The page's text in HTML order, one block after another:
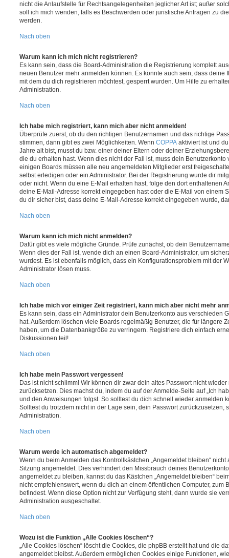
nicht die Anlaufstelle für Rechtsangelegenheiten jeglicher Art ist; außer
soll ich mich wenden, falls es Beschwerden oder juristische Anfragen zu
werden.
Nach oben
Warum kann ich mich nicht registrieren?
Es kann sein, dass die Board-Administration die Registrierung komplett
neuen Benutzer mehr anmelden können. Es könnte auch sein, dass deine
mit dem du dich registrieren möchtest, gesperrt wurden. Um Hilfe zu
Administration.
Nach oben
Ich habe mich registriert, kann mich aber nicht anmelden!
Überprüfe zuerst, ob du den richtigen Benutzernamen und das richtige
stimmen, dann gibt es zwei Möglichkeiten. Wenn COPPA aktiviert ist und
Jahre alt bist, musst du bzw. einer deiner Eltern oder deiner
die du erhalten hast. Wenn dies nicht der Fall ist, muss dein
einigen Boards müssen alle neu angemeldeten Mitglieder erst
selbst erledigen oder ein Administrator. Bei der Registrierung wurde dir
oder nicht. Wenn du eine E-Mail erhalten hast, folge den dort enthaltenen
deine E-Mail-Adresse korrekt eingegeben hast oder die E-Mail von einem
du dir sicher bist, dass deine E-Mail-Adresse korrekt eingegeben wurde,
Nach oben
Warum kann ich mich nicht anmelden?
Dafür gibt es viele mögliche Gründe. Prüfe zunächst, ob dein
Wenn dies der Fall ist, wende dich an einen Board-Administrator, um
wurdest. Es ist ebenfalls möglich, dass ein Konfigurationsproblem mit der
Administrator lösen muss.
Nach oben
Ich habe mich vor einiger Zeit registriert, kann mich aber nicht mehr
Es kann sein, dass ein Administrator dein Benutzerkonto aus verschieden
hat. Außerdem löschen viele Boards regelmäßig Benutzer, die für längere
haben, um die Datenbankgröße zu verringern. Registriere dich einfach
Diskussionen teil!
Nach oben
Ich habe mein Passwort vergessen!
Das ist nicht schlimm! Wir können dir zwar dein altes Passwort nicht
zurücksetzen. Dies machst du, indem du auf der Anmelde-Seite auf „Ich
und den Anweisungen folgst. So solltest du dich schnell wieder anmelden
Solltest du trotzdem nicht in der Lage sein, dein Passwort zurückzusetzen,
Administration.
Nach oben
Warum werde ich automatisch abgemeldet?
Wenn du beim Anmelden das Kontrollkästchen „Angemeldet bleiben“
Sitzung angemeldet. Dies verhindert den Missbrauch deines
angemeldet zu bleiben, kannst du das Kästchen „Angemeldet bleiben“
nicht empfehlenswert, wenn du dich an einem öffentlichen Computer, zum
befindest. Wenn diese Option nicht zur Verfügung steht, dann wurde sie
Administration ausgeschaltet.
Nach oben
Wozu ist die Funktion „Alle Cookies löschen“?
„Alle Cookies löschen“ löscht die Cookies, die phpBB erstellt hat und die
angemeldet bleibst. Außerdem ermöglichen Cookies einige Funktionen,